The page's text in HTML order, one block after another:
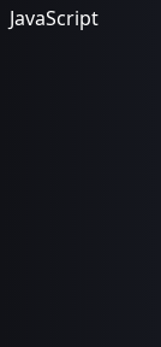
JavaScript